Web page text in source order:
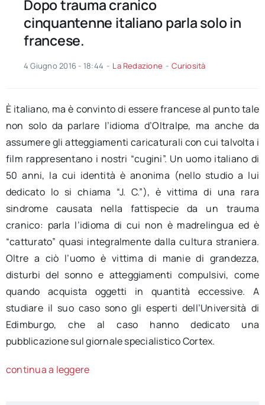
Dopo trauma cranico
cinquantenne italiano parla solo in
francese.
4 Giugno 2016 - 18:44 - La Redazione - Curiosità
È italiano, ma è convinto di essere francese al punto tale
non solo da parlare l’idioma d’Oltralpe, ma anche da
assumere gli atteggiamenti caricaturali con cui talvolta i
film rappresentano i nostri “cugini”. Un uomo italiano di
50 anni, la cui identità è anonima (nello studio a lui
dedicato lo si chiama “J. C.”), è vittima di una rara
sindrome causata nella fattispecie da un trauma
cranico: parla l’idioma di cui non è madrelingua ed è
“catturato” quasi integralmente dalla cultura straniera.
Oltre a ciò l’uomo è vittima di manie di grandezza,
disturbi del sonno e atteggiamenti compulsivi, come
quando acquista oggetti in quantità eccessive. A
studiare il suo caso sono gli esperti dell’Università di
Edimburgo, che al caso hanno dedicato una
pubblicazione sul giornale specialistico Cortex.
continua a leggere